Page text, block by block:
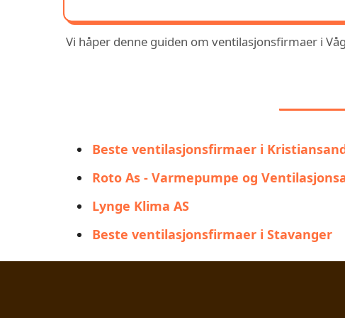
Vi håper denne guiden om ventilasjonsfirmaer i
Beste ventilasjonsfirmaer i
Roto As - Varmepumpe og
Lynge Klima AS
Beste ventilasjonsfirmaer i Stavanger